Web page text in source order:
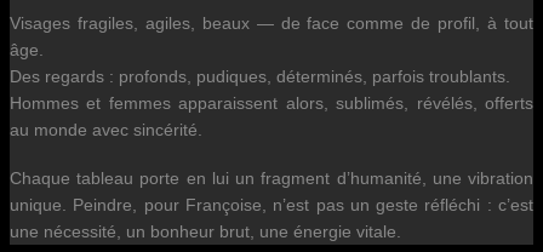
Visages fragiles, agiles, beaux — de face comme de profil, à tout
âge.
Des regards : profonds, pudiques, déterminés, parfois troublants.
Hommes et femmes apparaissent alors, sublimés, révélés, offerts
au monde avec sincérité.
Chaque tableau porte en lui un fragment d’humanité, une vibration
unique. Peindre, pour Françoise, n’est pas un geste réfléchi : c’est
une nécessité, un bonheur brut, une énergie vitale.